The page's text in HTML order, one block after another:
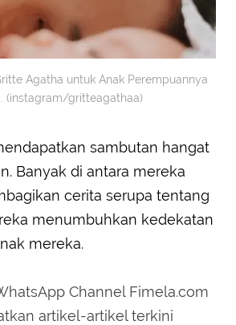
Agatha untuk Anak Perempuannya
(instagram/gritteagathaa)
sambutan hangat
Banyak di antara mereka
cerita serupa tentang
menumbuhkan kedekatan
mereka.
Channel Fimela.com
artikel-artikel terkini